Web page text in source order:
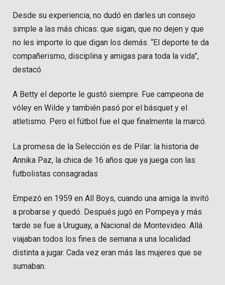
Desde su experiencia, no dudó en darles un consejo
simple a las más chicas: que sigan, que no dejen y que
no les importe lo que digan los demás. “El deporte te da
compañerismo, disciplina y amigas para toda la vida”,
destacó.
A Betty el deporte le gustó siempre. Fue campeona de
vóley en Wilde y también pasó por el básquet y el
atletismo. Pero el fútbol fue el que finalmente la marcó.
La promesa de la Selección es de Pilar: la historia de
Annika Paz, la chica de 16 años que ya juega con las
futbolistas consagradas
Empezó en 1959 en All Boys, cuando una amiga la invitó
a probarse y quedó. Después jugó en Pompeya y más
tarde se fue a Uruguay, a Nacional de Montevideo. Allá
viajaban todos los fines de semana a una localidad
distinta a jugar. Cada vez eran más las mujeres que se
sumaban.